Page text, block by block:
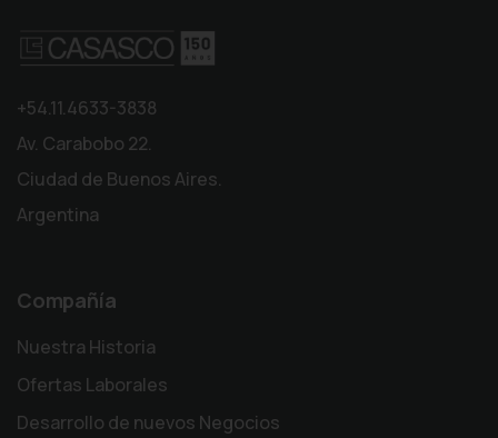
+54.11.4633-3838
Av. Carabobo 22.
Ciudad de Buenos Aires.
Argentina
Compañía
Nuestra Historia
Ofertas Laborales
Desarrollo de nuevos Negocios